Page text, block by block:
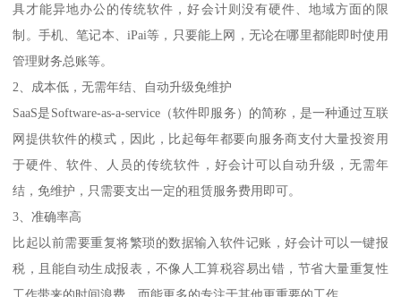
具才能异地办公的传统软件，好会计则没有硬件、地域方面的限
制。手机、笔记本、iPai等，只要能上网，无论在哪里都能即时使用
管理财务总账等。
2、成本低，无需年结、自动升级免维护
SaaS是Software-as-a-service（软件即服务）的简称，是一种通过互联
网提供软件的模式，因此，比起每年都要向服务商支付大量投资用
于硬件、软件、人员的传统软件，好会计可以自动升级，无需年
结，免维护，只需要支出一定的租赁服务费用即可。
3、准确率高
比起以前需要重复将繁琐的数据输入软件记账，好会计可以一键报
税，且能自动生成报表，不像人工算税容易出错，节省大量重复性
工作带来的时间浪费，而能更多的专注于其他更重要的工作。